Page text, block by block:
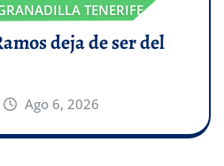
TENERIFE
deja de ser del
Ago 6, 2026